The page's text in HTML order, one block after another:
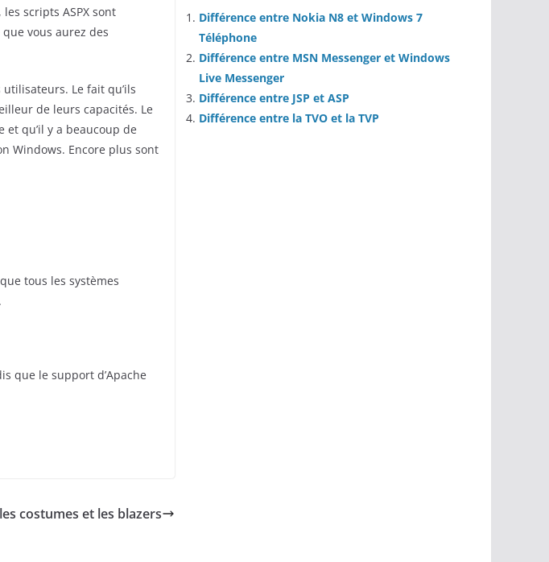
scripts ASPX sont
vous aurez des
utilisateurs. Le fait qu’ils
de leurs capacités. Le
et qu’il y a beaucoup de
Windows. Encore plus sont
tous les systèmes
que le support d’Apache
costumes et les blazers
Différence entre Nokia N8 et Windows 7
Téléphone
Différence entre MSN Messenger et Windows
Live Messenger
Différence entre JSP et ASP
Différence entre la TVO et la TVP